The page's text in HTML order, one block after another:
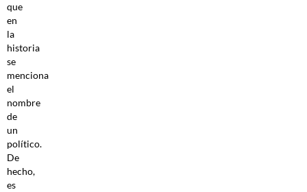
que
en
la
historia
se
menciona
el
nombre
de
un
político.
De
hecho,
es